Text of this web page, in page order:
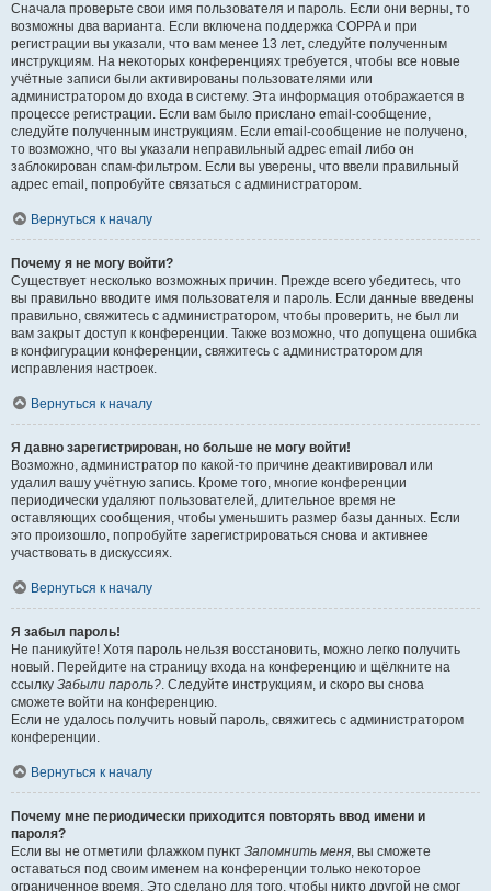
Сначала проверьте свои имя пользователя и пароль. Если они верны, то
возможны два варианта. Если включена поддержка COPPA и при
регистрации вы указали, что вам менее 13 лет, следуйте полученным
инструкциям. На некоторых конференциях требуется, чтобы все новые
учётные записи были активированы пользователями или
администратором до входа в систему. Эта информация отображается в
процессе регистрации. Если вам было прислано email-сообщение,
следуйте полученным инструкциям. Если email-сообщение не получено,
то возможно, что вы указали неправильный адрес email либо он
заблокирован спам-фильтром. Если вы уверены, что ввели правильный
адрес email, попробуйте связаться с администратором.
Вернуться к началу
Почему я не могу войти?
Существует несколько возможных причин. Прежде всего убедитесь, что
вы правильно вводите имя пользователя и пароль. Если данные введены
правильно, свяжитесь с администратором, чтобы проверить, не был ли
вам закрыт доступ к конференции. Также возможно, что допущена ошибка
в конфигурации конференции, свяжитесь с администратором для
исправления настроек.
Вернуться к началу
Я давно зарегистрирован, но больше не могу войти!
Возможно, администратор по какой-то причине деактивировал или
удалил вашу учётную запись. Кроме того, многие конференции
периодически удаляют пользователей, длительное время не
оставляющих сообщения, чтобы уменьшить размер базы данных. Если
это произошло, попробуйте зарегистрироваться снова и активнее
участвовать в дискуссиях.
Вернуться к началу
Я забыл пароль!
Не паникуйте! Хотя пароль нельзя восстановить, можно легко получить
новый. Перейдите на страницу входа на конференцию и щёлкните на
ссылку Забыли пароль?. Следуйте инструкциям, и скоро вы снова
сможете войти на конференцию.
Если не удалось получить новый пароль, свяжитесь с администратором
конференции.
Вернуться к началу
Почему мне периодически приходится повторять ввод имени и
пароля?
Если вы не отметили флажком пункт Запомнить меня, вы сможете
оставаться под своим именем на конференции только некоторое
ограниченное время. Это сделано для того, чтобы никто другой не смог